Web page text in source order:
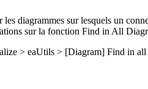
diagrammes sur lesquels un
sur la fonction Find in All
> eaUtils > [Diagram] Find in